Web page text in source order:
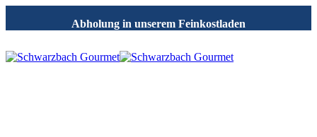
Abholung in unserem Feinkostladen